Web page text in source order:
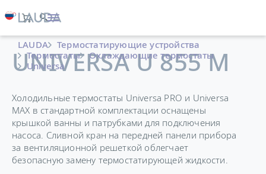
LAUDA
Термостатирующие устройства
Термостаты
Охлаждающие термостаты
Universa
UNIVERSA U 855 M
Холодильные термостаты Universa PRO и Universa
MAX в стандартной комплектации оснащены
крышкой ванны и патрубками для подключения
насоса. Сливной кран на передней панели прибора
за вентиляционной решеткой облегчает
безопасную замену термостатирующей жидкости.